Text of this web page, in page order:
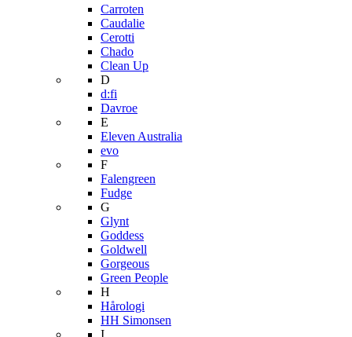
Carroten
Caudalie
Cerotti
Chado
Clean Up
D
d:fi
Davroe
E
Eleven Australia
evo
F
Falengreen
Fudge
G
Glynt
Goddess
Goldwell
Gorgeous
Green People
H
Hårologi
HH Simonsen
I